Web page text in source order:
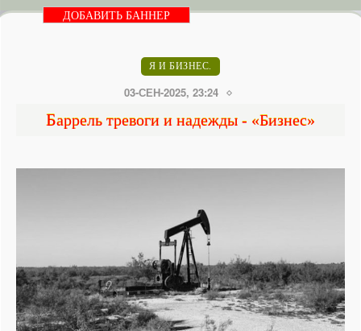
ДОБАВИТЬ БАННЕР
Я И БИЗНЕС.
03-СЕН-2025, 23:24
Баррель тревоги и надежды - «Бизнес»